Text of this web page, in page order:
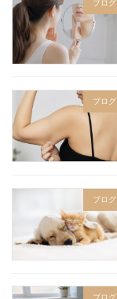
ブログ
ブログ
ブログ